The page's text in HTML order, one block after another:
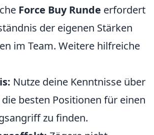
Force Buy Runde erfordert
der eigenen Stärken
im Team. Weitere hilfreiche
Nutze deine Kenntnisse über
besten Positionen für einen
zu finden.